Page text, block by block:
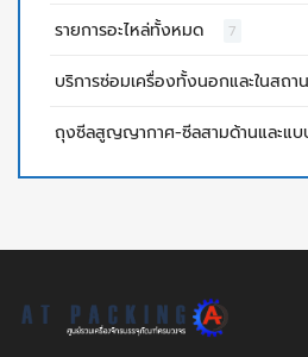
รายการอะไหล่ทั้งหมด 7
บริการซ่อมเครื่องทั้งนอกและในสถา
ถุงซีลสูญญากาศ-ซีลสามด้านและแบ